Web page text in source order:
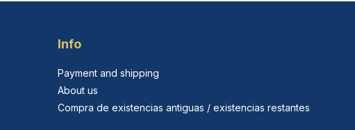
Info
Payment and shipping
About us
Compra de existencias antiguas / existencias restantes